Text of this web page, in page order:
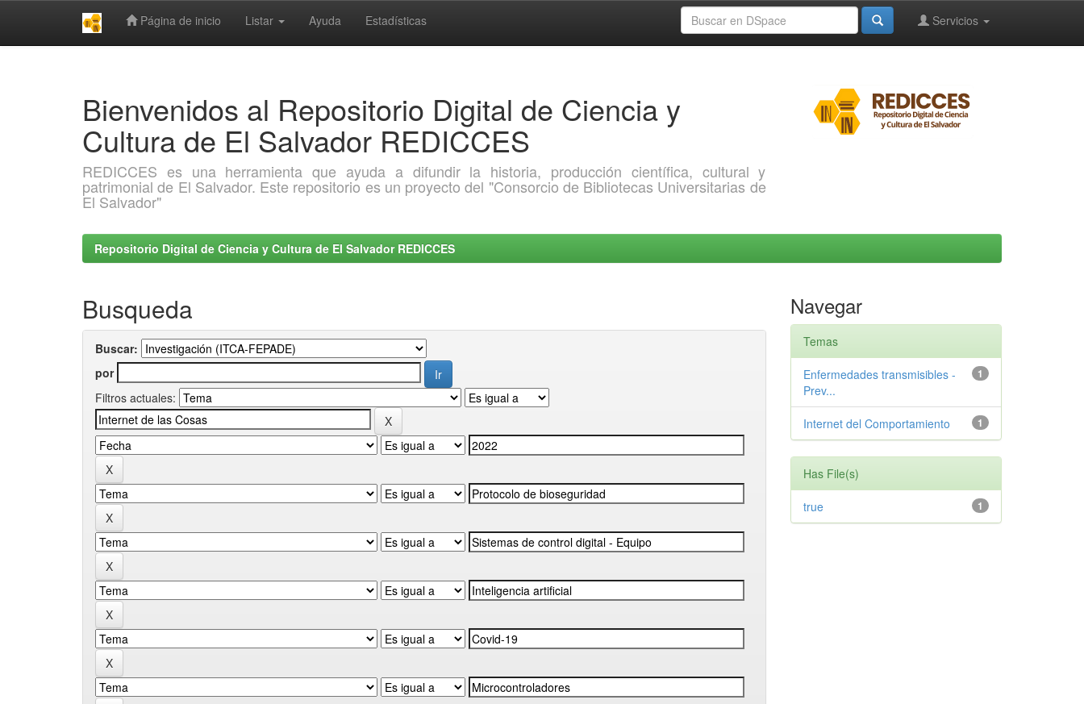
Página de inicio Listar Ayuda Estadísticas Servicios
Bienvenidos al Repositorio Digital de Ciencia y
Cultura de El Salvador REDICCES
REDICCES es una herramienta que ayuda a difundir la historia, producción científica, cultural y
patrimonial de El Salvador. Este repositorio es un proyecto del "Consorcio de Bibliotecas Universitarias de
El Salvador"
Repositorio Digital de Ciencia y Cultura de El Salvador REDICCES
Busqueda
Buscar:
por
Filtros actuales:
Navegar
Temas
1
Enfermedades transmisibles -
Prev...
1
Internet del Comportamiento
Has File(s)
1
true